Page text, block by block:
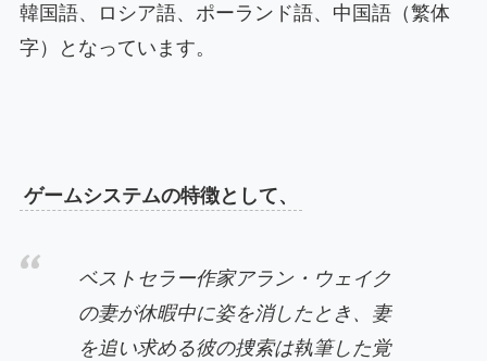
韓国語、ロシア語、ポーランド語、中国語（繁体
字）となっています。
ゲームシステムの特徴として、
ベストセラー作家アラン・ウェイク
の妻が休暇中に姿を消したとき、妻
を追い求める彼の捜索は執筆した覚